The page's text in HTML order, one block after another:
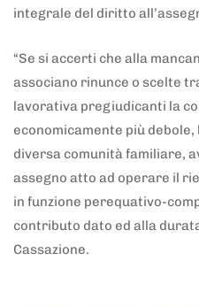
integrale del diritto
“Se si accerti che alla
associano rinunce o scelte
lavorativa pregiudicanti la
economicamente più
diversa comunità familiare,
assegno atto ad operare il
in funzione perequativo-
contributo dato ed alla
Cassazione.